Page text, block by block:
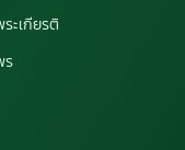
ะเกียรติ
ร